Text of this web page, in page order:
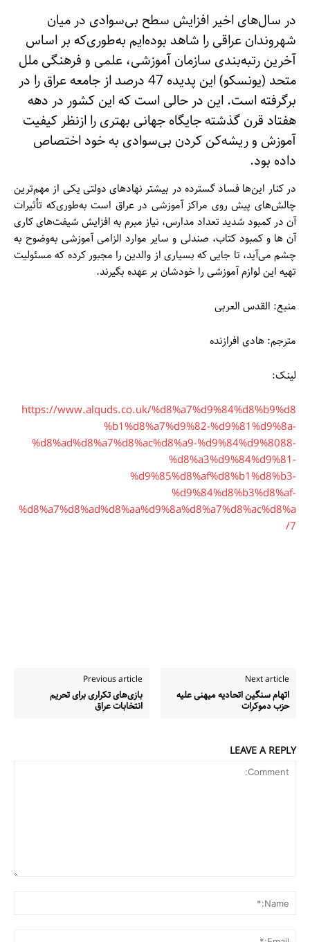
در سال‌های اخیر افزایش سطح بی‌سوادی در میان
شهروندان عراقی را شاهد بوده‌ایم به‌طوری‌که بر اساس
آخرین رتبه‌بندی سازمان آموزشی، علمی و فرهنگی ملل
متحد (یونسکو) این پدیده 47 درصد از جامعه عراق را در
برگرفته است. این در حالی است که این کشور در دهه
هفتاد قرن گذشته جایگاه جهانی بهتری را ازنظر کیفیت
آموزش و ریشه‌کن کردن بی‌سوادی به خود اختصاص
داده بود.
در کنار این‌ها فساد گسترده در بیشتر نهادهای دولتی یکی از مهم‌ترین
چالش‌های پیش روی مراکز آموزشی در عراق است به‌طوری‌که تأثیرات
آن در کمبود شدید تعداد مدارس، نیاز مبرم به افزایش شیفت‌های کاری
آن ها و کمبود کتاب، صندلی و سایر موارد الزامی آموزشی به‌وضوح به
چشم می‌آید، تا جایی که بسیاری از والدین را مجبور کرده که مسئولیت
تهیه این لوازم آموزشی را خودشان بر عهده بگیرند.
منبع: القدس العربی
مترجم: هادی افرازنده
لینک:
https://www.alquds.co.uk/%d8%a7%d9%84%d8%b9%d8
%b1%d8%a7%d9%82-%d9%81%d9%8a-
%d8%ad%d8%a7%d8%ac%d8%a9-%d9%84%d9%8088-
%d8%a3%d9%84%d9%81-
%d9%85%d8%af%d8%b1%d8%b3-
%d9%84%d8%b3%d8%af-
%d8%a7%d8%ad%d8%aa%d9%8a%d8%a7%d8%ac%d8%a
7/
Previous article
بازی‌های تکراری برای تحریم
انتخابات عراق
Next article
اتهام سنگین اتحادیه میهنی علیه
حزب دموکرات
LEAVE A REPLY